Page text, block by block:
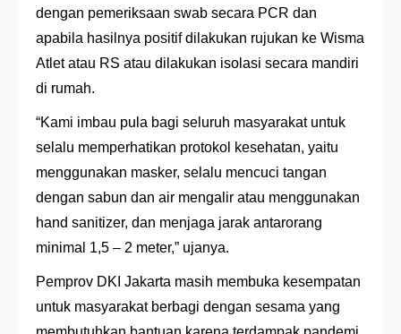
dengan pemeriksaan swab secara PCR dan
apabila hasilnya positif dilakukan rujukan ke Wisma
Atlet atau RS atau dilakukan isolasi secara mandiri
di rumah.
“Kami imbau pula bagi seluruh masyarakat untuk
selalu memperhatikan protokol kesehatan, yaitu
menggunakan masker, selalu mencuci tangan
dengan sabun dan air mengalir atau menggunakan
hand sanitizer, dan menjaga jarak antarorang
minimal 1,5 – 2 meter,” ujanya.
Pemprov DKI Jakarta masih membuka kesempatan
untuk masyarakat berbagi dengan sesama yang